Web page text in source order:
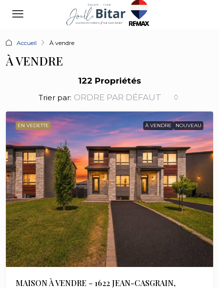
Accueil À vendre
À VENDRE
122 Propriétés
Trier par: ORDRE PAR DÉFAUT
EN VEDETTE À VENDRE NOUVEAU
MAISON À VENDRE – 1622 JEAN-CASGRAIN,